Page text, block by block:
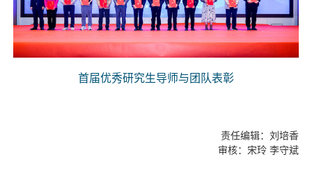
首届优秀研究生导师与团队表彰
责任编辑：刘培香
审核：宋玲 李守斌